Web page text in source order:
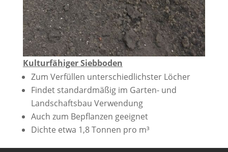
Kulturfähiger Siebboden
Zum Verfüllen unterschiedlichster Löcher
Findet standardmäßig im Garten- und
Landschaftsbau Verwendung
Auch zum Bepflanzen geeignet
Dichte etwa 1,8 Tonnen pro m³